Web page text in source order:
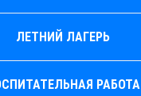
ЛЕТНИЙ ЛАГЕРЬ
РАБОТА